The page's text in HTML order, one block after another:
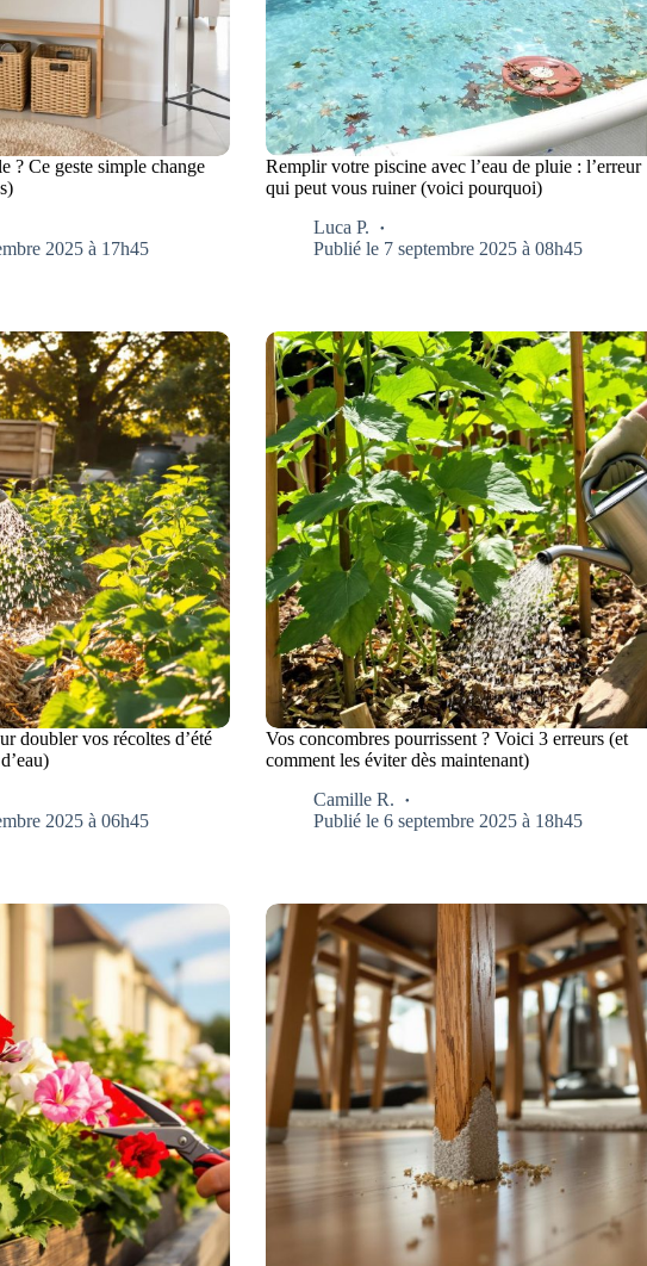
? Ce geste simple change
2025 à 17h45
Remplir votre piscine avec l’eau de pluie : l’erreur
qui peut vous ruiner (voici pourquoi)
Luca P.
Publié le 7 septembre 2025 à 08h45
doubler vos récoltes d’été
2025 à 06h45
Vos concombres pourrissent ? Voici 3 erreurs (et
comment les éviter dès maintenant)
Camille R.
Publié le 6 septembre 2025 à 18h45